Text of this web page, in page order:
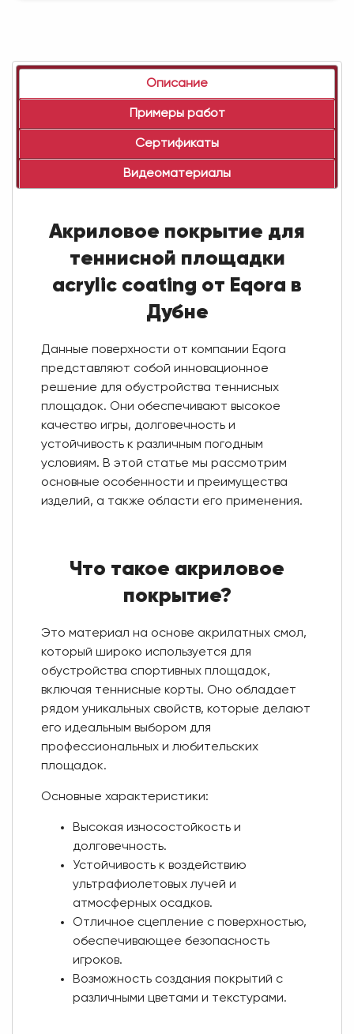
Описание
Примеры работ
Сертификаты
Видеоматериалы
Акриловое покрытие для
теннисной площадки
acrylic coating от Eqora в
Дубне
Данные поверхности от компании Eqora
представляют собой инновационное
решение для обустройства теннисных
площадок. Они обеспечивают высокое
качество игры, долговечность и
устойчивость к различным погодным
условиям. В этой статье мы рассмотрим
основные особенности и преимущества
изделий, а также области его применения.
Что такое акриловое
покрытие?
Это материал на основе акрилатных смол,
который широко используется для
обустройства спортивных площадок,
включая теннисные корты. Оно обладает
рядом уникальных свойств, которые делают
его идеальным выбором для
профессиональных и любительских
площадок.
Основные характеристики:
Высокая износостойкость и
долговечность.
Устойчивость к воздействию
ультрафиолетовых лучей и
атмосферных осадков.
Отличное сцепление с поверхностью,
обеспечивающее безопасность
игроков.
Возможность создания покрытий с
различными цветами и текстурами.